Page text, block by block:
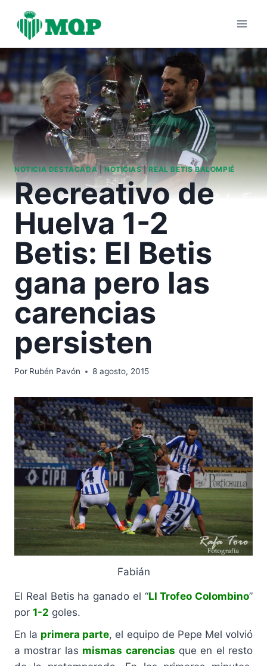
contenido
NOTICIA DESTACADA| NOTICIAS|REAL BETIS BALOMPIÉ
Recreativo de
Huelva 1-2
Betis: El Betis
gana pero las
carencias
persisten
Por Rubén Pavón 8 agosto, 2015
Fabián
El Real Betis ha ganado el “LI Trofeo Colombino”
por 1-2 goles.
En la primera parte, el equipo de Pepe Mel volvió
a mostrar las mismas carencias que en el resto